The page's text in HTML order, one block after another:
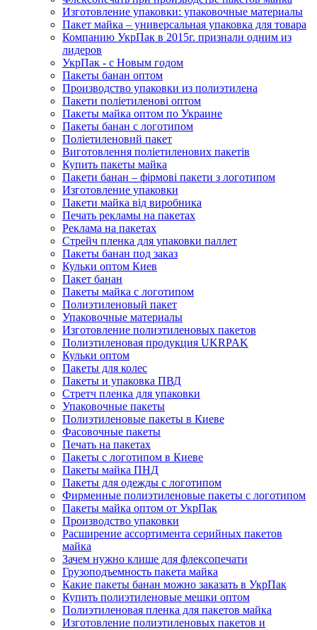
Изготовление упаковки: упаковочные материалы
Пакет майка – универсальная упаковка для товара
Компанию УкрПак в 2015г. признали одним из
лидеров
УкрПак - с Новым годом
Пакеты банан оптом
Производство упаковки из полиэтилена
Пакети поліетиленові оптом
Пакеты майка оптом по Украине
Пакеты банан с логотипом
Поліетиленовий пакет
Виготовлення поліетиленових пакетів
Купить пакеты майка
Пакети банан – фірмові пакети з логотипом
Изготовление упаковки
Пакети майка від виробника
Печать рекламы на пакетах
Реклама на пакетах
Стрейч пленка для упаковки паллет
Пакеты банан под заказ
Кульки оптом Киев
Пакет банан
Пакеты майка с логотипом
Полиэтиленовый пакет
Упаковочные материалы
Изготовление полиэтиленовых пакетов
Полиэтиленовая продукция UKRPAK
Кульки оптом
Пакеты для колес
Пакеты и упаковка ПВД
Стретч пленка для упаковки
Упаковочные пакеты
Полиэтиленовые пакеты в Киеве
Фасовочные пакеты
Печать на пакетах
Пакеты с логотипом в Киеве
Пакеты майка ПНД
Пакеты для одежды с логотипом
Фирменные полиэтиленовые пакеты с логотипом
Пакеты майка оптом от УкрПак
Производство упаковки
Расширение ассортимента серийных пакетов
майка
Зачем нужно клише для флексопечати
Грузоподъемность пакета майка
Какие пакеты банан можно заказать в УкрПак
Купить полиэтиленовые мешки оптом
Полиэтиленовая пленка для пакетов майка
Изготовление полиэтиленовых пакетов и